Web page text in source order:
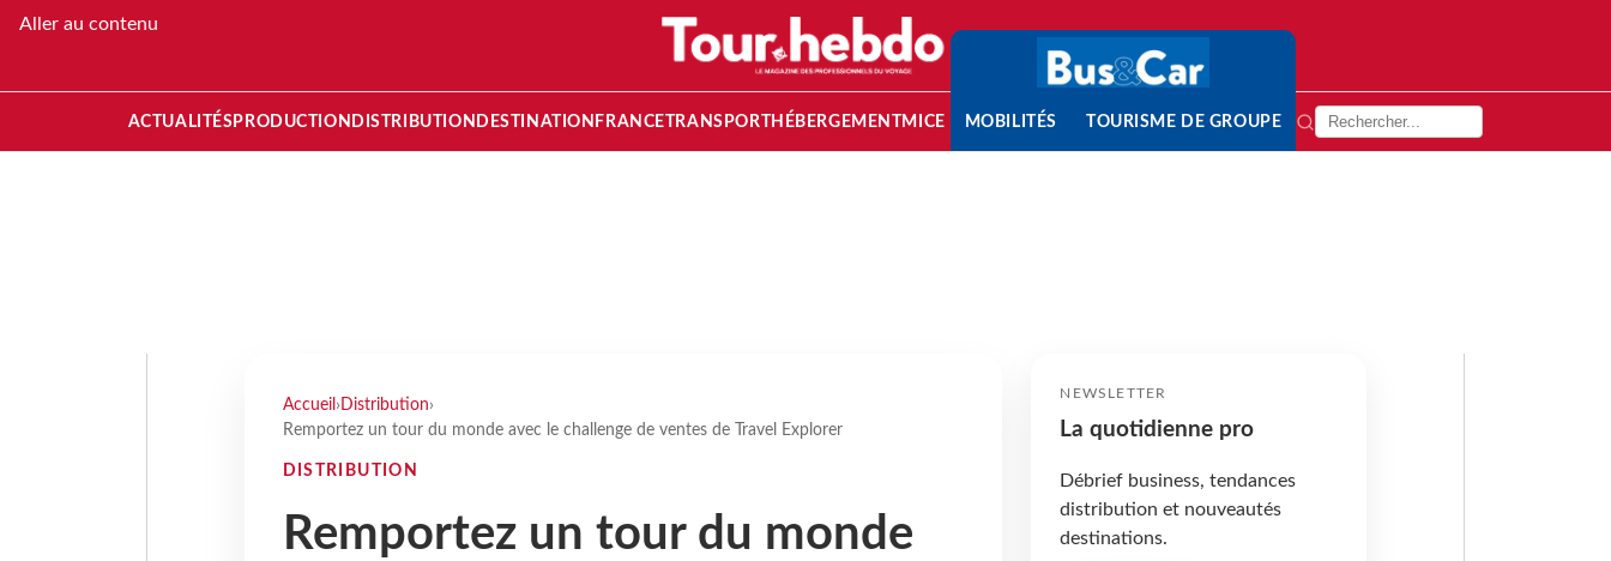
Aller au contenu
ACTUALITÉS PRODUCTION DISTRIBUTION DESTINATION FRANCETRANSPORT HÉBERGEMENTMICE MOBILITÉS TOURISME DE GROUPE
Accueil › Distribution›
Remportez un tour du monde avec le challenge de ventes de Travel Explorer
DISTRIBUTION
Remportez un tour du monde
NEWSLETTER
La quotidienne pro
Débrief business, tendances
distribution et nouveautés
destinations.